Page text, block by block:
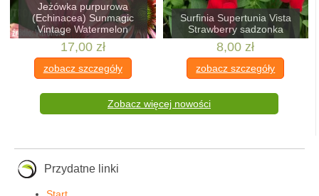
Jeżówka purpurowa
(Echinacea) Sunmagic
Vintage Watermelon
17,00 zł
zobacz szczegóły
Surfinia Supertunia Vista
Strawberry sadzonka
8,00 zł
zobacz szczegóły
Zobacz więcej nowości
Przydatne linki